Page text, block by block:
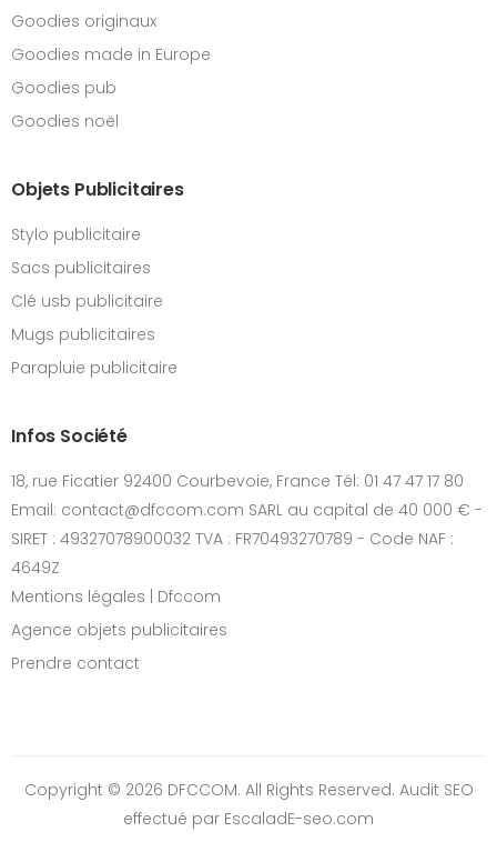
Goodies originaux
Goodies made in Europe
Goodies pub
Goodies noël
Objets Publicitaires
Stylo publicitaire
Sacs publicitaires
Clé usb publicitaire
Mugs publicitaires
Parapluie publicitaire
Infos Société
18, rue Ficatier 92400 Courbevoie, France Tél: 01 47 47 17 80
Email: contact@dfccom.com SARL au capital de 40 000 € -
SIRET : 49327078900032 TVA : FR70493270789 - Code NAF :
4649Z
Mentions légales | Dfccom
Agence objets publicitaires
Prendre contact
Copyright © 2026 DFCCOM. All Rights Reserved. Audit SEO
effectué par EscaladE-seo.com